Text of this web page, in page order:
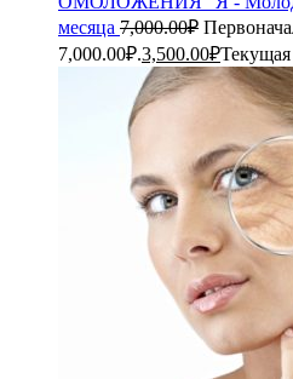
месяца 7,000.00₽
7,000.00₽.3,500.00₽